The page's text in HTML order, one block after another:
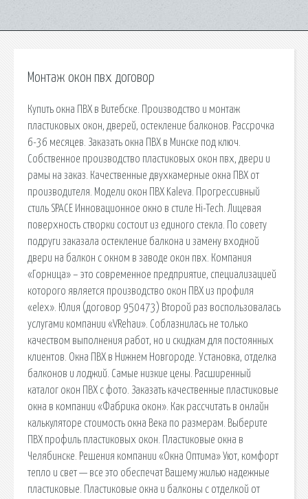
Монтаж окон пвх договор
Купить окна ПВХ в Витебске. Производство и монтаж
пластиковых окон, дверей, остекление балконов. Рассрочка
6-36 месяцев. Заказать окна ПВХ в Минске под ключ.
Собственное производство пластиковых окон пвх, двери и
рамы на заказ. Качественные двухкамерные окна ПВХ от
производителя. Модели окон ПВХ Kaleva. Прогрессивный
стиль SPACE Инновационное окно в стиле Hi-Tech. Лицевая
поверхность створки состоит из единого стекла. По совету
подруги заказала остекление балкона и замену входной
двери на балкон с окном в заводе окон пвх. Компания
«Горница» – это современное предприятие, специализацией
которого является производство окон ПВХ из профиля
«elex». Юлия (договор 950473) Второй раз воспользовалась
услугами компании «VRehau». Соблазнилась не только
качеством выполнения работ, но и скидкам для постоянных
клиентов. Окна ПВХ в Нижнем Новгороде. Установка, отделка
балконов и лоджий. Самые низкие цены. Расширенный
каталог окон ПВХ с фото. Заказать качественные пластиковые
окна в компании «Фабрика окон». Как рассчитать в онлайн
калькуляторе стоимость окна Века по размерам. Выберите
ПВХ профиль пластиковых окон. Пластиковые окна в
Челябинске. Решения компании «Окна Оптима» Уют, комфорт
тепло и свет — все это обеспечат Вашему жилью надежные
пластиковые. Пластиковые окна и балконы с отделкой от